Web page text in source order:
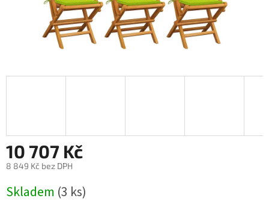
10 707 Kč
8 849 Kč bez DPH
cena:
Skladem (3 ks)